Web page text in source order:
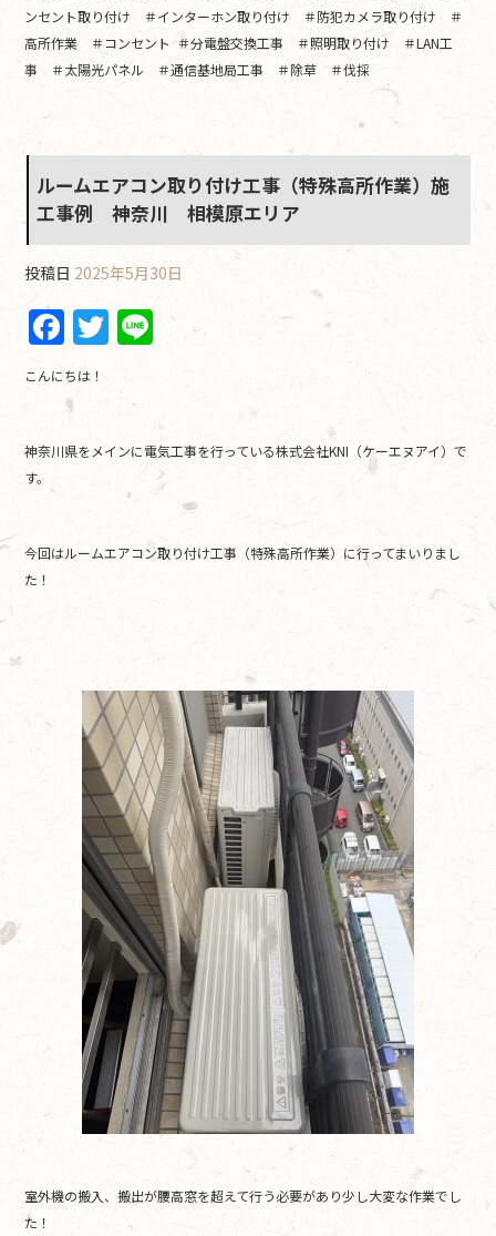
ンセント取り付け ＃インターホン取り付け ＃防犯カメラ取り付け ＃
高所作業 ＃コンセント ＃分電盤交換工事 ＃照明取り付け ＃LAN工
事 ＃太陽光パネル ＃通信基地局工事 ＃除草 ＃伐採
ルームエアコン取り付け工事（特殊高所作業）施
工事例 神奈川 相模原エリア
投稿日 2025年5月30日
F
a
c
e
b
o
k
T
w
itt
er
Li
こんにちは！
神奈川県をメインに電気工事を行っている株式会社KNI（ケーエヌアイ）で
す。
今回はルームエアコン取り付け工事（特殊高所作業）に行ってまいりまし
た！
室外機の搬入、搬出が腰高窓を超えて行う必要があり少し大変な作業でし
た！